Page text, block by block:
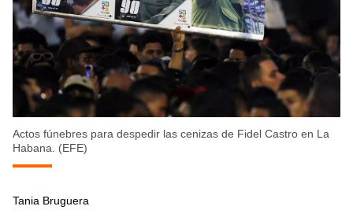
Actos fúnebres para despedir las cenizas de Fidel Castro en La
Habana. (EFE)
Tania Bruguera